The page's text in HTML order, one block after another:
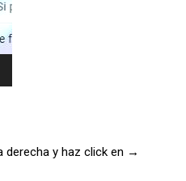
derecha y haz click en →